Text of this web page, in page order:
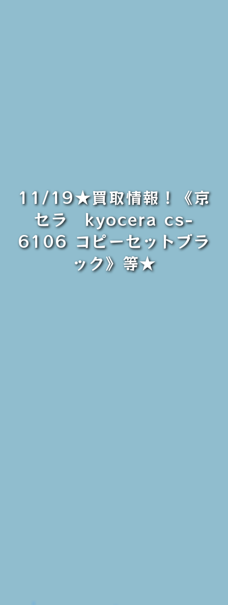
11/19★買取情報！《京
セラ kyocera cs-
6106 コピーセットブラ
ック》等★